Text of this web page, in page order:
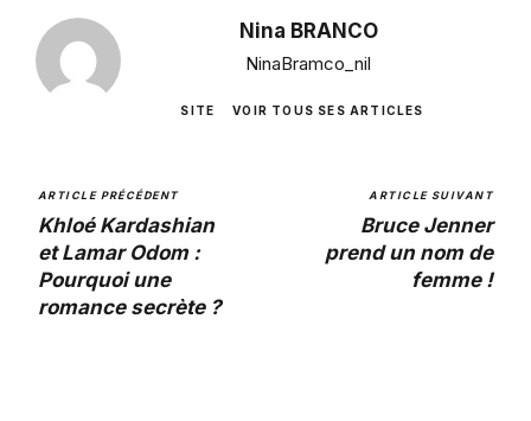
Nina BRANCO
NinaBramco_nil
SITE VOIR TOUS SES ARTICLES
ARTICLE PRÉCÉDENT
Khloé Kardashian
et Lamar Odom :
Pourquoi une
romance secrète ?
ARTICLE SUIVANT
Bruce Jenner
prend un nom de
femme !